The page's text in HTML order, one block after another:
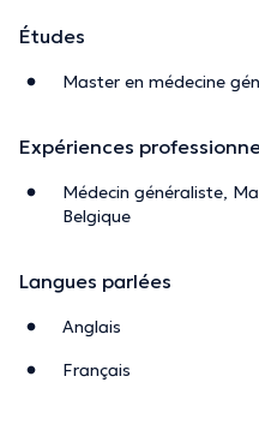
Études
Master en médecine
Expériences
Médecin généraliste,
Belgique
Langues parlées
Anglais
Français